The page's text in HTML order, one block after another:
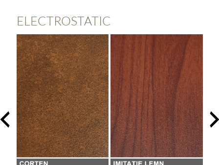
ELECTROSTATIC